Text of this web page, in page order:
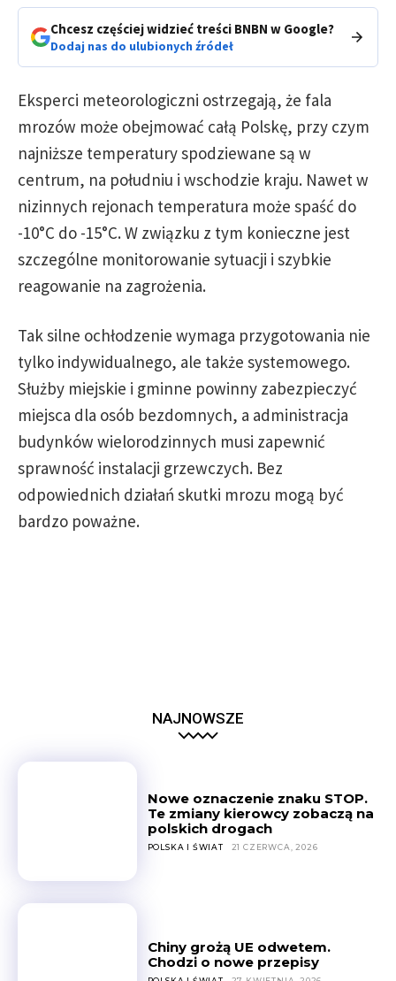
Chcesz częściej widzieć treści BNBN w Google?
Dodaj nas do ulubionych źródeł
Eksperci meteorologiczni ostrzegają, że fala
mrozów może obejmować całą Polskę, przy czym
najniższe temperatury spodziewane są w
centrum, na południu i wschodzie kraju. Nawet w
nizinnych rejonach temperatura może spaść do
-10°C do -15°C. W związku z tym konieczne jest
szczególne monitorowanie sytuacji i szybkie
reagowanie na zagrożenia.
Tak silne ochłodzenie wymaga przygotowania nie
tylko indywidualnego, ale także systemowego.
Służby miejskie i gminne powinny zabezpieczyć
miejsca dla osób bezdomnych, a administracja
budynków wielorodzinnych musi zapewnić
sprawność instalacji grzewczych. Bez
odpowiednich działań skutki mrozu mogą być
bardzo poważne.
NAJNOWSZE
Nowe oznaczenie znaku STOP.
Te zmiany kierowcy zobaczą na
polskich drogach
POLSKA I ŚWIAT 21 CZERWCA, 2026
Chiny grożą UE odwetem.
Chodzi o nowe przepisy